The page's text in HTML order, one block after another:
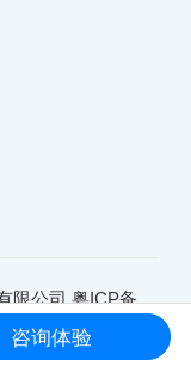
限公司粤ICP备
号
咨询体验